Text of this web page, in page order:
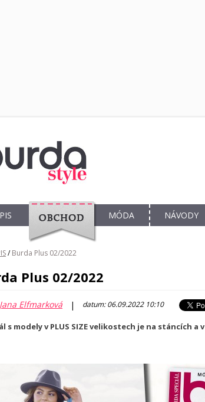
OBCHOD
MÓDA NÁVODY
/ Burda Plus 02/2022
Plus 02/2022
Jana Elfmarková | datum: 06.09.2022 10:10
s modely v PLUS SIZE velikostech je na stáncích a